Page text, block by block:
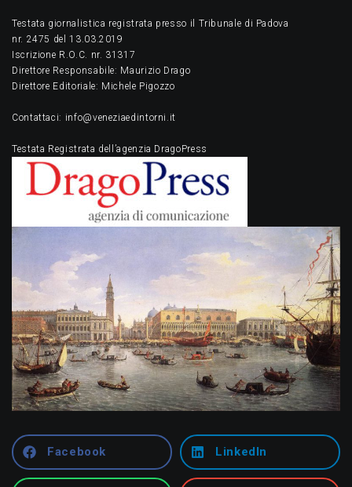
Testata giornalistica registrata presso il Tribunale di Padova
nr. 2475 del 13.03.2019
Iscrizione R.O.C. nr. 31317
Direttore Responsabile: Maurizio Drago
Direttore Editoriale: Michele Pigozzo
Contattaci: info@veneziaedintorni.it
Testata Registrata dell’agenzia DragoPress
Facebook LinkedIn